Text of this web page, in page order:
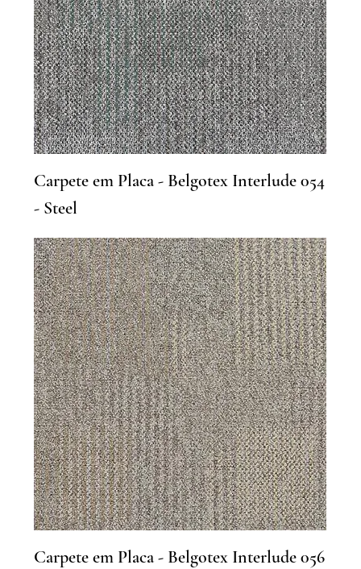
Carpete em Placa - Belgotex Interlude 054
- Steel
Carpete em Placa - Belgotex Interlude 056